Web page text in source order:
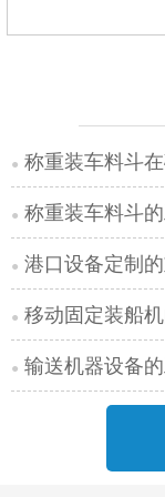
称重装车料斗
称重装车料斗
港口设备定制
移动固定装船
输送机器设备